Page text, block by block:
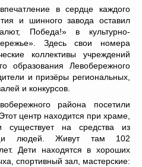
в сердце каждого
и шинного завода оставил
Победа!» в культурно-
Здесь свои номера
коллективы учреждений
образования Левобережного
и призёры региональных,
и конкурсов.
района посетили
центр находится при храме,
существует на средства из
людей. Живут там 102
Дети находятся в хороших
спортивный зал, мастерские: